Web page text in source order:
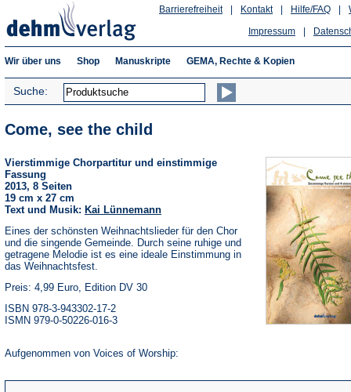
Hilfe/FAQ
Kontakt
Barrierefreiheit
Impressum
Wir über uns Shop Manuskripte GEMA, Rechte & Kopien
Suche:
Come, see the child
Vierstimmige Chorpartitur und einstimmige
Fassung
2013, 8 Seiten
19 cm x 27 cm
Text und Musik: Kai Lünnemann
Eines der schönsten Weihnachtslieder für den Chor
und die singende Gemeinde. Durch seine ruhige und
getragene Melodie ist es eine ideale Einstimmung in
das Weihnachtsfest.
Preis: 4,99 Euro, Edition DV 30
ISBN 978-3-943302-17-2
ISMN 979-0-50226-016-3
Aufgenommen von Voices of Worship: